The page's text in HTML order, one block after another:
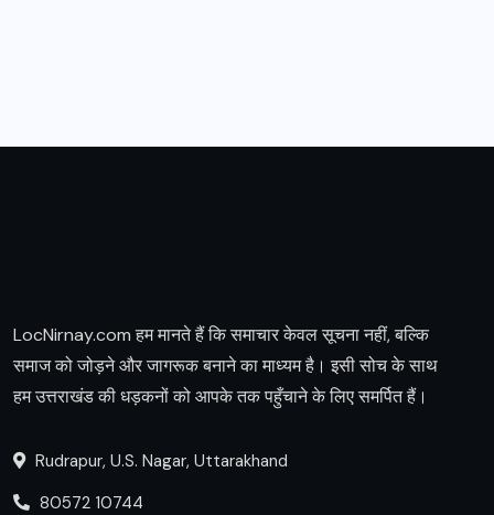
LocNirnay.com हम मानते हैं कि समाचार केवल सूचना नहीं, बल्कि
समाज को जोड़ने और जागरूक बनाने का माध्यम है। इसी सोच के साथ
हम उत्तराखंड की धड़कनों को आपके तक पहुँचाने के लिए समर्पित हैं।
Rudrapur, U.S. Nagar, Uttarakhand
80572 10744